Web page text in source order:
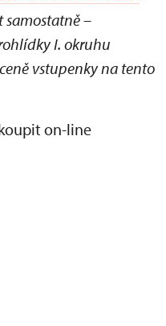
samostatně –
I. okruhu
vstupenky na tento
on-line